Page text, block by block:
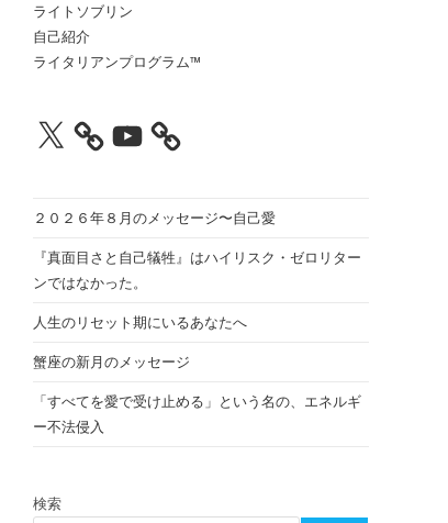
ライトソブリン
自己紹介
ライタリアンプログラム™
X YouTube
２０２６年８月のメッセージ〜自己愛
『真面目さと自己犠牲』はハイリスク・ゼロリター
ンではなかった。
人生のリセット期にいるあなたへ
蟹座の新月のメッセージ
「すべてを愛で受け止める」という名の、エネルギ
ー不法侵入
検索